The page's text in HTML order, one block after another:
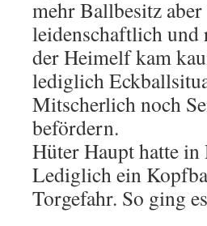
mehr Ballbesitz
leidenschaftlich und
der Heimelf kam
lediglich
Mitscherlich noch
befördern.
Hüter Haupt hatte
Lediglich ein
Torgefahr. So ging